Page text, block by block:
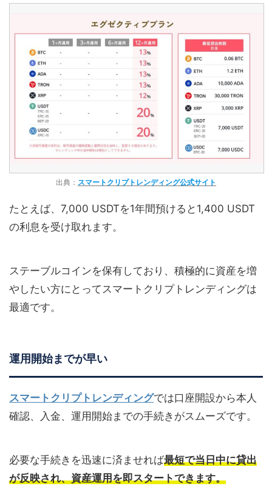
出典： スマートクリプトレンディング公式サイト
たとえば、7,000 USDTを1年間預けると1,400 USDT
の利息を受け取れます。
ステーブルコインを保有しており、積極的に資産を増
やしたい方にとってスマートクリプトレンディングは
最適です。
運用開始までが早い
スマートクリプトレンディングでは口座開設から本人
確認、入金、運用開始までの手続きがスムーズです。
必要な手続きを迅速に済ませれば最短で当日中に貸出
が反映され、資産運用を即スタートできます。